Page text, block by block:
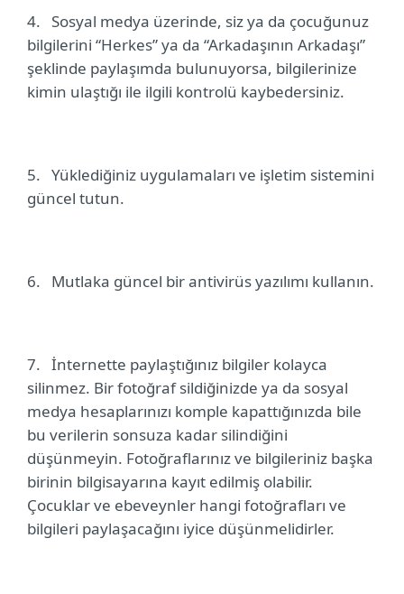
4.
Sosyal medya üzerinde, siz ya da çocuğunuz
bilgilerini “Herkes” ya da “Arkadaşının Arkadaşı”
şeklinde paylaşımda bulunuyorsa, bilgilerinize
kimin ulaştığı ile ilgili kontrolü kaybedersiniz.
5. Yüklediğiniz uygulamaları ve işletim sistemini
güncel tutun.
6. Mutlaka güncel bir antivirüs yazılımı kullanın.
7. İnternette paylaştığınız bilgiler kolayca
silinmez. Bir fotoğraf sildiğinizde ya da sosyal
medya hesaplarınızı komple kapattığınızda bile
bu verilerin sonsuza kadar silindiğini
düşünmeyin. Fotoğraflarınız ve bilgileriniz başka
birinin bilgisayarına kayıt edilmiş olabilir.
Çocuklar ve ebeveynler hangi fotoğrafları ve
bilgileri paylaşacağını iyice düşünmelidirler.